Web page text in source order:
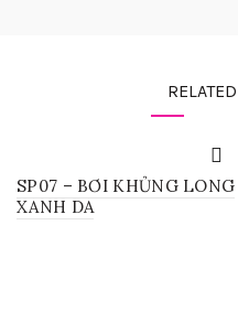
SP07 – BƠI KHỦNG LONG
XANH DA